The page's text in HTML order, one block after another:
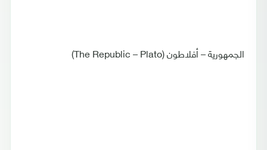
الجمهورية – أفلاطون (The Republic – Plato)